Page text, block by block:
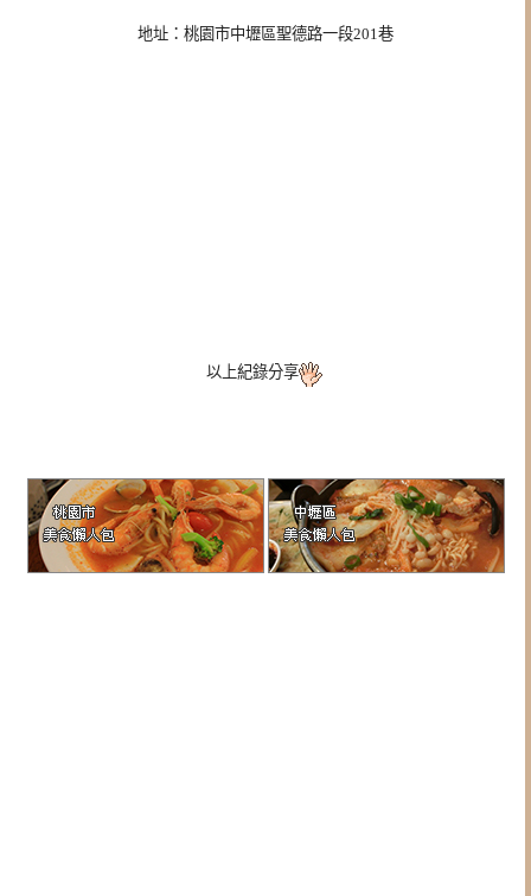
地址：桃園市中壢區聖德路一段201巷
以上紀錄分享